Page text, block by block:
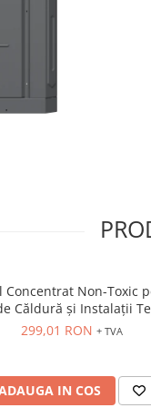
Concentrat Non-Toxic
Căldură și Instalații
TS100
299,01 RON + TVA
IN COS